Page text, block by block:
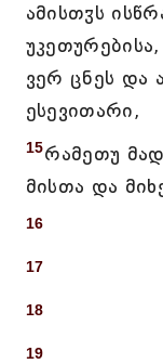
ამისთჳს
ვერ ცნეს და
ესევითარი,
15რამეთუ
მისთა და
16
17
18
19